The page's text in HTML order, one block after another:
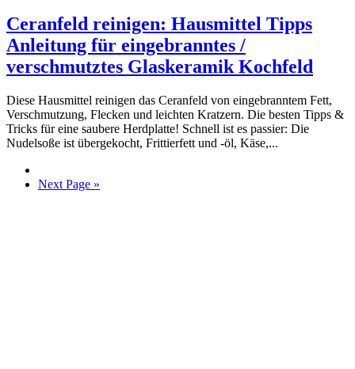
Ceranfeld reinigen: Hausmittel Tipps
Anleitung für eingebranntes /
verschmutztes Glaskeramik Kochfeld
Diese Hausmittel reinigen das Ceranfeld von eingebranntem Fett,
Verschmutzung, Flecken und leichten Kratzern. Die besten Tipps &
Tricks für eine saubere Herdplatte! Schnell ist es passier: Die
Nudelsoße ist übergekocht, Frittierfett und -öl, Käse,...
Next Page »